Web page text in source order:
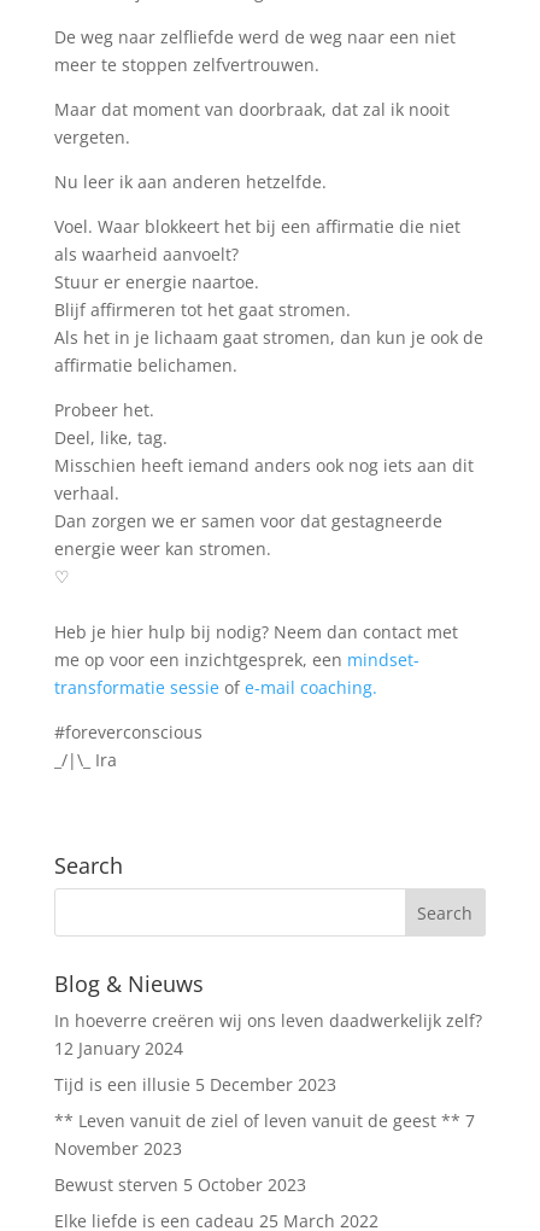
De weg naar zelfliefde werd de weg naar een niet
meer te stoppen zelfvertrouwen.
Maar dat moment van doorbraak, dat zal ik nooit
vergeten.
Nu leer ik aan anderen hetzelfde.
Voel. Waar blokkeert het bij een affirmatie die niet
als waarheid aanvoelt?
Stuur er energie naartoe.
Blijf affirmeren tot het gaat stromen.
Als het in je lichaam gaat stromen, dan kun je ook de
affirmatie belichamen.
Probeer het.
Deel, like, tag.
Misschien heeft iemand anders ook nog iets aan dit
verhaal.
Dan zorgen we er samen voor dat gestagneerde
energie weer kan stromen.
♡
Heb je hier hulp bij nodig? Neem dan contact met
me op voor een inzichtgesprek, een mindset-
transformatie sessieofe-mail coaching.
#foreverconscious
_/|\_ Ira
Search
Blog & Nieuws
In hoeverre creëren wij ons leven daadwerkelijk zelf?
12 January 2024
Tijd is een illusie 5 December 2023
** Leven vanuit de ziel of leven vanuit de geest ** 7
November 2023
Bewust sterven 5 October 2023
Elke liefde is een cadeau 25 March 2022